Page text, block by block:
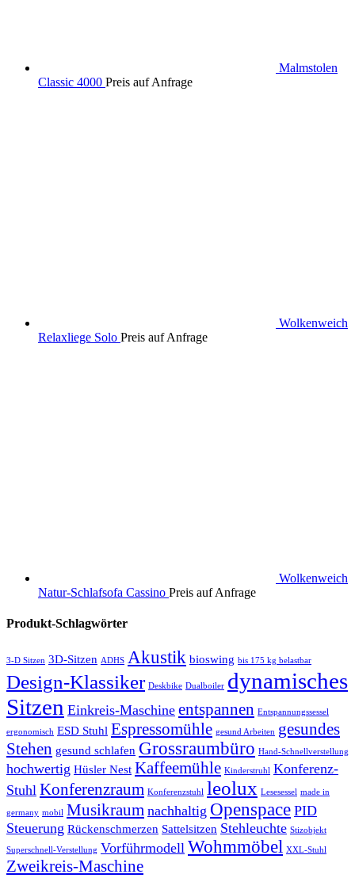
Malmstolen
Classic 4000 Preis auf Anfrage
Wolkenweich
Relaxliege Solo Preis auf Anfrage
Wolkenweich
Natur-Schlafsofa Cassino Preis auf Anfrage
Produkt-Schlagwörter
3-D Sitzen 3D-Sitzen ADHS Akustik bioswing bis 175 kg belastbar
Design-Klassiker Deskbike Dualboiler dynamisches
Sitzen Einkreis-Maschine entspannen Entspannungssessel
ergonomisch ESD Stuhl Espressomühle gesund Arbeiten gesundes
Stehen gesund schlafen Grossraumbüro Hand-Schnellverstellung
hochwertig Hüsler Nest Kaffeemühle Kinderstruhl Konferenz-
Stuhl Konferenzraum Konferenzstuhl leolux Lesesessel made in
germany mobil Musikraum nachhaltig Openspace PID
Steuerung Rückenschmerzen Sattelsitzen Stehleuchte Stizobjekt
Superschnell-Verstellung Vorführmodell Wohmmöbel XXL-Stuhl
Zweikreis-Maschine